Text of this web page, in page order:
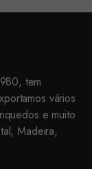
tem
vários
e muito
Madeira,